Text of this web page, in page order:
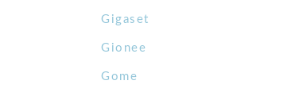
Gigaset
Gionee
Gome